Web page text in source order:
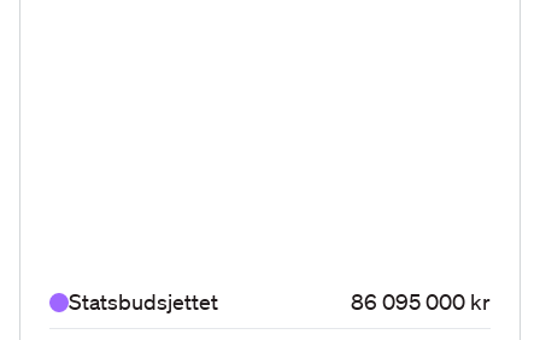
Statsbudsjettet
86 095 000 kr